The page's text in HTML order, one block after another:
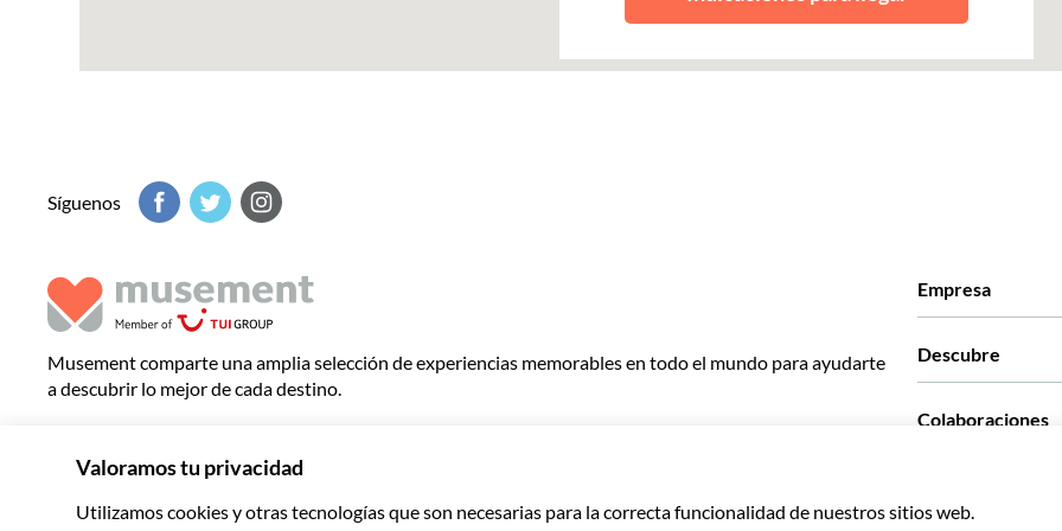
Síguenos
Musement comparte una amplia selección de experiencias memorables en todo el mundo para ayudarte
a descubrir lo mejor de cada destino.
Empresa
Descubre
Colaboraciones
Programas de